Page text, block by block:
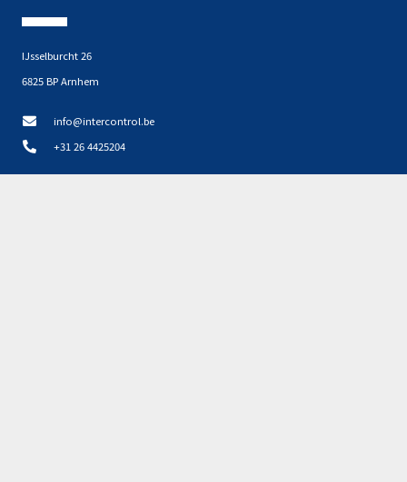
IJsselburcht 26
6825 BP Arnhem
info@intercontrol.be
+31 26 4425204